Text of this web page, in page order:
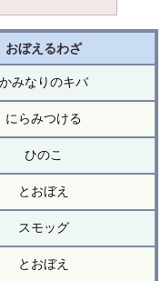
おぼえるわざ
かみなりのキバ
にらみつける
ひのこ
とおぼえ
スモッグ
とおぼえ